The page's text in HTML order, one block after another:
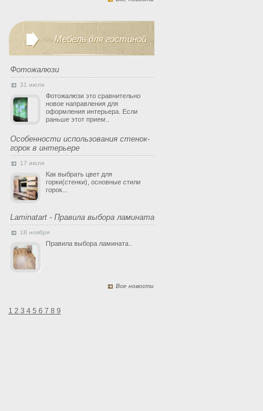
Мебель для гостиной
Фотожалюзи
31 июля
Фотожалюзи это сравнительно
новое направления для
оформления интерьера. Если
раньше этот прием..
Особенности использования стенок-
горок в интерьере
17 июля
Как выбрать цвет для
горки(стенки), основные стили
горок...
Laminatart - Правила выбора ламината
18 ноября
Правила выбора ламината..
Все новости
1 2 3 4 5 6 7 8 9